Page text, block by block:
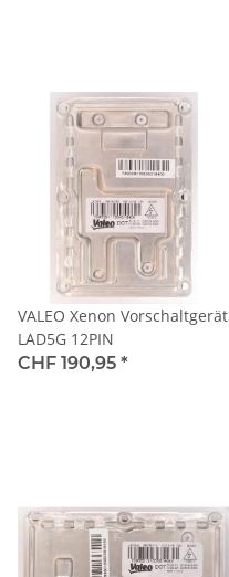
VALEO Xenon Vorschaltgerät
LAD5G 12PIN
CHF 190,95 *